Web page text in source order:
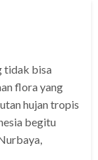
tidak bisa
flora yang
hujan tropis
begitu